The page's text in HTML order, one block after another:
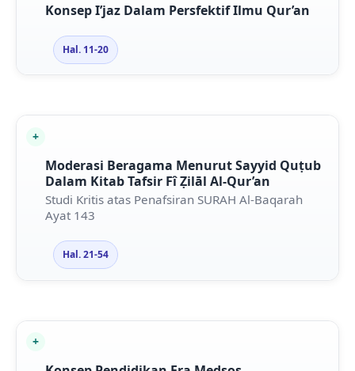
Konsep I’jaz Dalam Persfektif Ilmu Qur’an
Hal. 11-20
Moderasi Beragama Menurut Sayyid Quṭub
Dalam Kitab Tafsir Fî Ẓilāl Al-Qur’an
Studi Kritis atas Penafsiran SURAH Al-Baqarah
Ayat 143
Hal. 21-54